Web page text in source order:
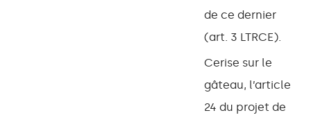
de ce dernier
(art. 3 LTRCE).
Cerise sur le
gâteau, l’article
24 du projet de